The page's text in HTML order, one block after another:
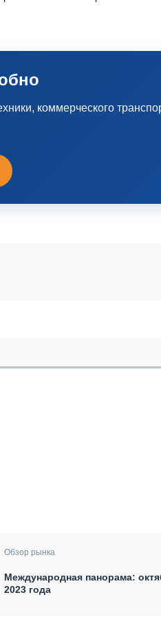
коммерческого
Обзор рынка
Международная панорама:
2023 года